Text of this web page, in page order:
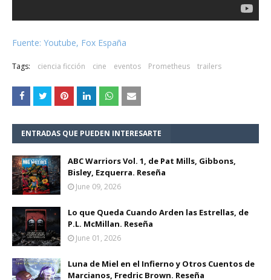
Fuente: Youtube, Fox España
Tags: ciencia ficción cine eventos Prometheus trailers
ENTRADAS QUE PUEDEN INTERESARTE
ABC Warriors Vol. 1, de Pat Mills, Gibbons,
Bisley, Ezquerra. Reseña
June 09, 2026
Lo que Queda Cuando Arden las Estrellas, de
P.L. McMillan. Reseña
June 01, 2026
Luna de Miel en el Infierno y Otros Cuentos de
Marcianos, Fredric Brown. Reseña